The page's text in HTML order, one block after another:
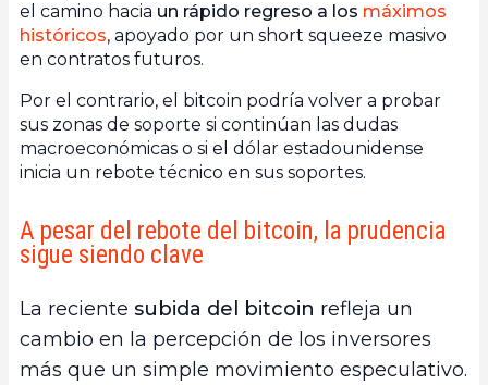
el camino hacia un rápido regreso a los máximos
históricos, apoyado por un short squeeze masivo
en contratos futuros.
Por el contrario, el bitcoin podría volver a probar
sus zonas de soporte si continúan las dudas
macroeconómicas o si el dólar estadounidense
inicia un rebote técnico en sus soportes.
A pesar del rebote del bitcoin, la prudencia
sigue siendo clave
La reciente subida del bitcoin refleja un
cambio en la percepción de los inversores
más que un simple movimiento especulativo.